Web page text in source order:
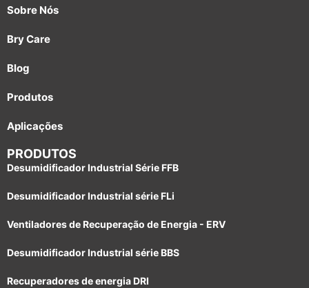
Sobre Nós
Bry Care
Blog
Produtos
Aplicações
PRODUTOS
Desumidificador Industrial Série FFB
Desumidificador Industrial série FLi
Ventiladores de Recuperação de Energia - ERV
Desumidificador Industrial série BBS
Recuperadores de energia DRI